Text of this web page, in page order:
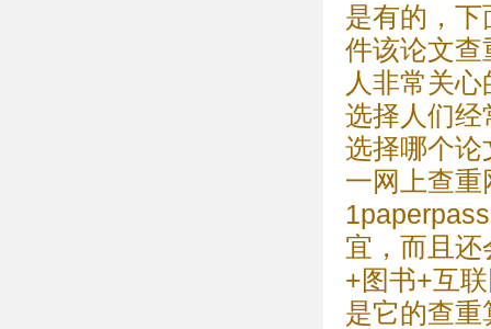
是有的，
件该论文查
人非常关
选择人们经
选择哪个论
一网上查
宜，而且
+图书+互
是它的查